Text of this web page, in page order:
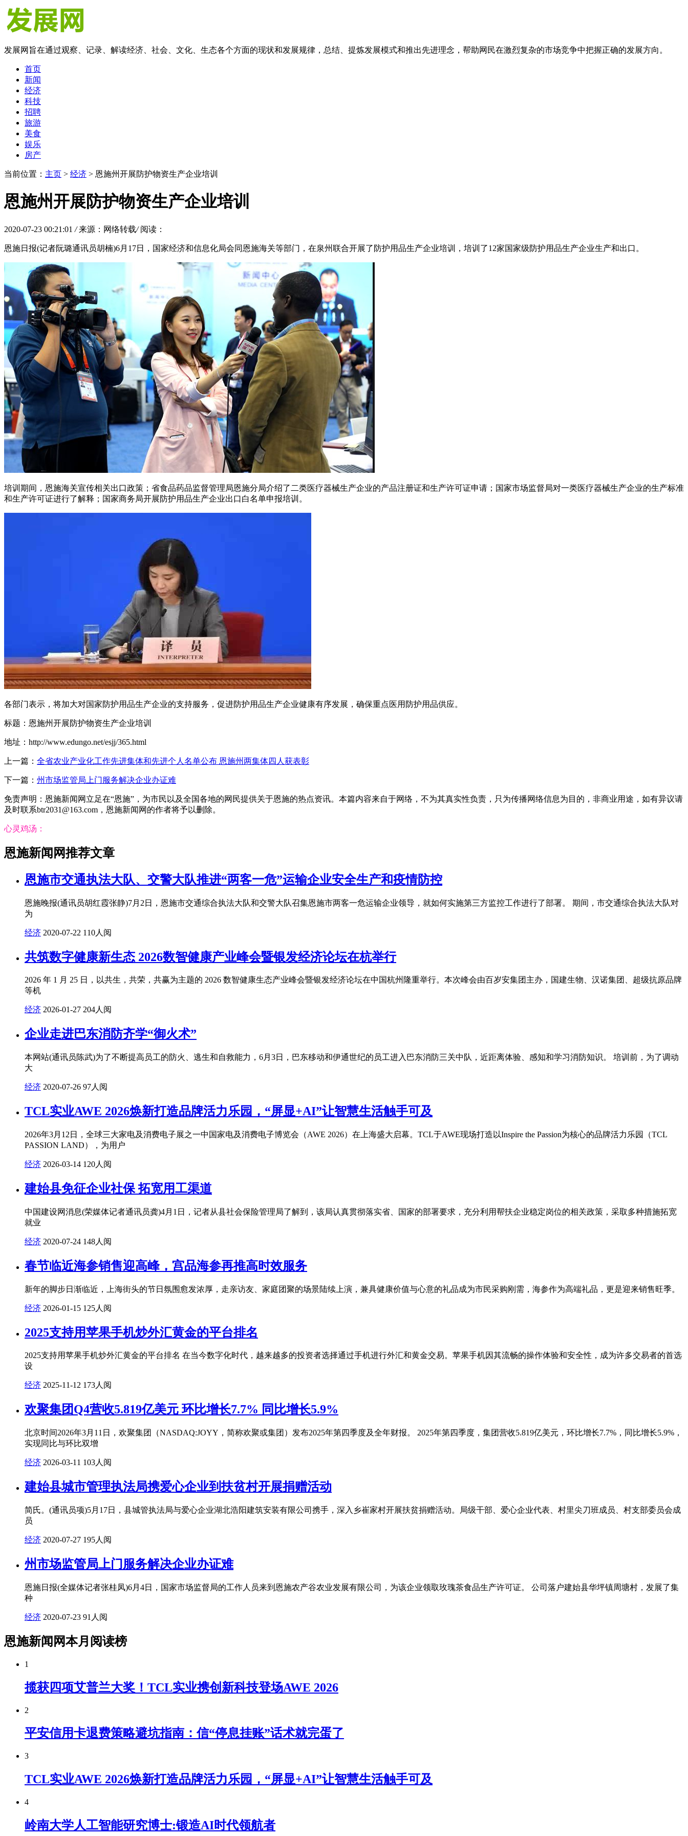
发展网旨在通过观察、记录、解读经济、社会、文化、生态各个方面的现状和发展规律，总结、提炼发展模式和推出先进理念，帮助网民在激烈复杂的市场竞争中把握正确的发展方向。
首页
新闻
经济
科技
招聘
旅游
美食
娱乐
房产
当前位置： 主页 > 经济 > 恩施州开展防护物资生产企业培训
恩施州开展防护物资生产企业培训
2020-07-23 00:21:01 / 来源：网络转载/ 阅读：
恩施日报(记者阮璐通讯员胡楠)6月17日，国家经济和信息化局会同恩施海关等部门，在泉州联合开展了防护用品生产企业培训，培训了12家国家级防护用品生产企业生产和出口。
培训期间，恩施海关宣传相关出口政策；省食品药品监督管理局恩施分局介绍了二类医疗器械生产企业的产品注册证和生产许可证申请；国家市场监督局对一类医疗器械生产企业的生产标准
和生产许可证进行了解释；国家商务局开展防护用品生产企业出口白名单申报培训。
各部门表示，将加大对国家防护用品生产企业的支持服务，促进防护用品生产企业健康有序发展，确保重点医用防护用品供应。
标题：恩施州开展防护物资生产企业培训
地址：http://www.edungo.net/esjj/365.html
上一篇： 全省农业产业化工作先进集体和先进个人名单公布 恩施州两集体四人获表彰
下一篇： 州市场监管局上门服务解决企业办证难
免责声明：恩施新闻网立足在“恩施”，为市民以及全国各地的网民提供关于恩施的热点资讯。本篇内容来自于网络，不为其真实性负责，只为传播网络信息为目的，非商业用途，如有异议请
及时联系btr2031@163.com，恩施新闻网的作者将予以删除。
心灵鸡汤：
恩施新闻网推荐文章
恩施市交通执法大队、交警大队推进“两客一危”运输企业安全生产和疫情防控
恩施晚报(通讯员胡红霞张静)7月2日，恩施市交通综合执法大队和交警大队召集恩施市两客一危运输企业领导，就如何实施第三方监控工作进行了部署。 期间，市交通综合执法大队对
为
经济 2020-07-22 110人阅
共筑数字健康新生态 2026数智健康产业峰会暨银发经济论坛在杭举行
2026 年 1 月 25 日，以共生，共荣，共赢为主题的 2026 数智健康生态产业峰会暨银发经济论坛在中国杭州隆重举行。本次峰会由百岁安集团主办，国建生物、汉诺集团、超级抗原品牌
等机
经济 2026-01-27 204人阅
企业走进巴东消防齐学“御火术”
本网站(通讯员陈武)为了不断提高员工的防火、逃生和自救能力，6月3日，巴东移动和伊通世纪的员工进入巴东消防三关中队，近距离体验、感知和学习消防知识。 培训前，为了调动
大
经济 2020-07-26 97人阅
TCL实业AWE 2026焕新打造品牌活力乐园，“屏显+AI”让智慧生活触手可及
2026年3月12日，全球三大家电及消费电子展之一中国家电及消费电子博览会（AWE 2026）在上海盛大启幕。TCL于AWE现场打造以Inspire the Passion为核心的品牌活力乐园（TCL
PASSION LAND），为用户
经济 2026-03-14 120人阅
建始县免征企业社保 拓宽用工渠道
中国建设网消息(荣媒体记者通讯员龚)4月1日，记者从县社会保险管理局了解到，该局认真贯彻落实省、国家的部署要求，充分利用帮扶企业稳定岗位的相关政策，采取多种措施拓宽
就业
经济 2020-07-24 148人阅
春节临近海参销售迎高峰，宫品海参再推高时效服务
新年的脚步日渐临近，上海街头的节日氛围愈发浓厚，走亲访友、家庭团聚的场景陆续上演，兼具健康价值与心意的礼品成为市民采购刚需，海参作为高端礼品，更是迎来销售旺季。
经济 2026-01-15 125人阅
2025支持用苹果手机炒外汇黄金的平台排名
2025支持用苹果手机炒外汇黄金的平台排名 在当今数字化时代，越来越多的投资者选择通过手机进行外汇和黄金交易。苹果手机因其流畅的操作体验和安全性，成为许多交易者的首选
设
经济 2025-11-12 173人阅
欢聚集团Q4营收5.819亿美元 环比增长7.7% 同比增长5.9%
北京时间2026年3月11日，欢聚集团（NASDAQ:JOYY，简称欢聚或集团）发布2025年第四季度及全年财报。 2025年第四季度，集团营收5.819亿美元，环比增长7.7%，同比增长5.9%，
实现同比与环比双增
经济 2026-03-11 103人阅
建始县城市管理执法局携爱心企业到扶贫村开展捐赠活动
简氏。(通讯员项)5月17日，县城管执法局与爱心企业湖北浩阳建筑安装有限公司携手，深入乡崔家村开展扶贫捐赠活动。局级干部、爱心企业代表、村里尖刀班成员、村支部委员会成
员
经济 2020-07-27 195人阅
州市场监管局上门服务解决企业办证难
恩施日报(全媒体记者张桂凤)6月4日，国家市场监督局的工作人员来到恩施农产谷农业发展有限公司，为该企业领取玫瑰茶食品生产许可证。 公司落户建始县华坪镇周塘村，发展了集
种
经济 2020-07-23 91人阅
恩施新闻网本月阅读榜
1
揽获四项艾普兰大奖！TCL实业携创新科技登场AWE 2026
2
平安信用卡退费策略避坑指南：信“停息挂账”话术就完蛋了
3
TCL实业AWE 2026焕新打造品牌活力乐园，“屏显+AI”让智慧生活触手可及
4
岭南大学人工智能研究博士:锻造AI时代领航者